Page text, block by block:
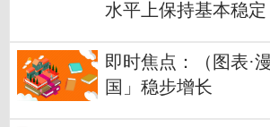
水平上保持基本稳定
即时焦点：（图表·
国」稳步增长